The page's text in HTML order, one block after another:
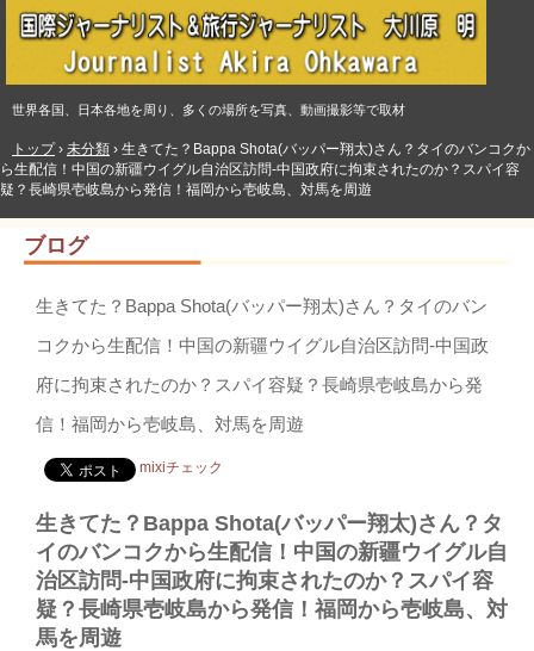
世界各国、日本各地を周り、多くの場所を写真、動画撮影等で取材
トップ› 未分類 › 生きてた？Bappa Shota(バッパー翔太)さん？タイのバンコクか
ら生配信！中国の新疆ウイグル自治区訪問-中国政府に拘束されたのか？スパイ容
疑？長崎県壱岐島から発信！福岡から壱岐島、対馬を周遊
ブログ
生きてた？Bappa Shota(バッパー翔太)さん？タイのバン
コクから生配信！中国の新疆ウイグル自治区訪問-中国政
府に拘束されたのか？スパイ容疑？長崎県壱岐島から発
信！福岡から壱岐島、対馬を周遊
mixiチェック
生きてた？Bappa Shota(バッパー翔太)さん？タ
イのバンコクから生配信！中国の新疆ウイグル自
治区訪問-中国政府に拘束されたのか？スパイ容
疑？長崎県壱岐島から発信！福岡から壱岐島、対
馬を周遊